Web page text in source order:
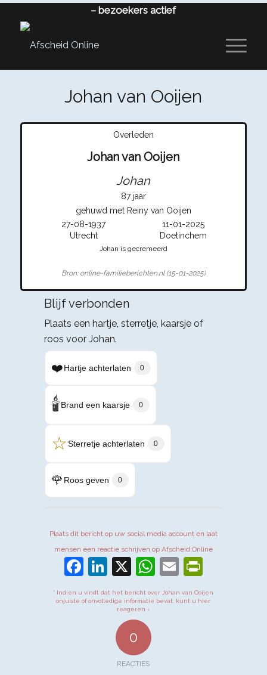
– bezoekers actief
Johan van Ooijen
Overleden
Johan van Ooijen
Johan
87 jaar
gehuwd met Reiny van Ooijen
27-08-1937
11-01-2025
Utrecht
Doetinchem
Johan is gecremeerd
Bron: online-familieberichten.nl (15-01-2025)
Blijf verbonden
Plaats een hartje, sterretje, kaarsje of
roos voor Johan.
❤️Hartje achterlaten 0
🕯️Brand een kaarsje 0
☆Sterretje achterlaten 0
🌹 Roos geven 0
Plaats dit bericht op uw social media account en laat
mensen een reactie schrijven op Afscheid.Online
Facebook
LinkedIn
X WhatsApp
Email
* Indien u vindt dat het bericht over Johan van Ooijen
onjuiste of onvolledige informatie bevat, kunt u hier
reageren ›
0
REACTIES